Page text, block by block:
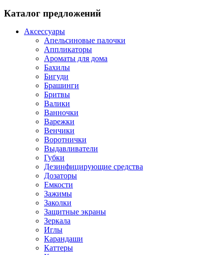
Каталог предложений
Аксессуары
Апельсиновые палочки
Аппликаторы
Ароматы для дома
Бахилы
Бигуди
Брашинги
Бритвы
Валики
Ванночки
Варежки
Венчики
Воротнички
Выдавливатели
Губки
Дезинфицирующие средства
Дозаторы
Емкости
Зажимы
Заколки
Защитные экраны
Зеркала
Иглы
Карандаши
Каттеры